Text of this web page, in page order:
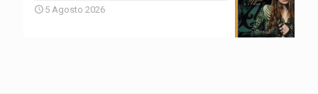
5 Agosto 2026